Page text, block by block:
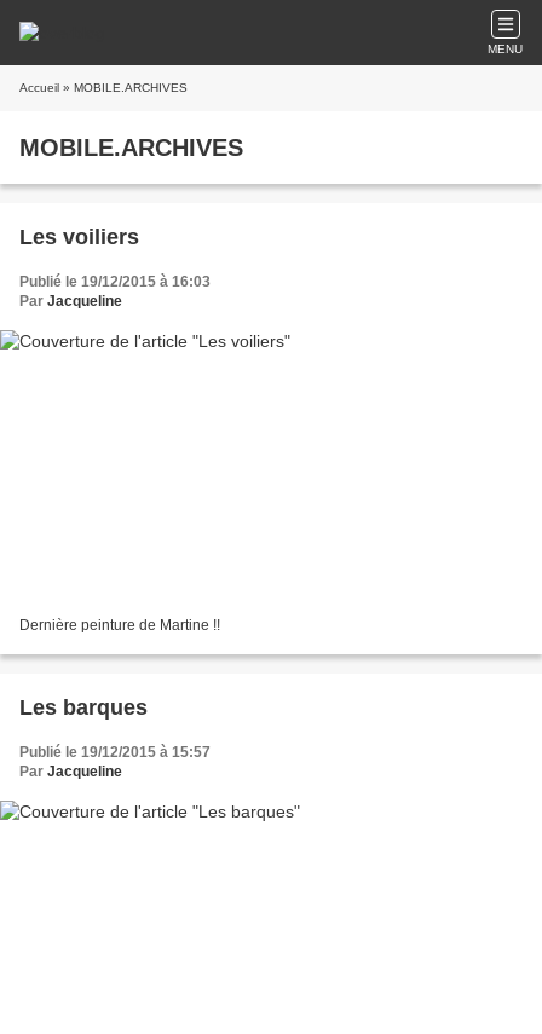
MENU
Accueil » MOBILE.ARCHIVES
MOBILE.ARCHIVES
Les voiliers
Publié le 19/12/2015 à 16:03
Par Jacqueline
Dernière peinture de Martine !!
Les barques
Publié le 19/12/2015 à 15:57
Par Jacqueline